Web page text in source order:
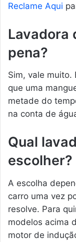
Reclame Aqui
Lavadora
pena?
Sim, vale muito.
que uma
metade do
na conta de
Qual
escolher?
A escolha
carro uma vez
resolve. Para
modelos acima
motor de